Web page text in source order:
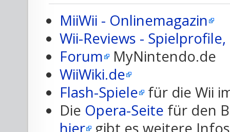
MiiWii - Onlinemagazin
Wii-Reviews -
Forum
MyNintendo.de
WiiWiki.de
Flash-Spiele für die Wii
Die Opera-Seite für den